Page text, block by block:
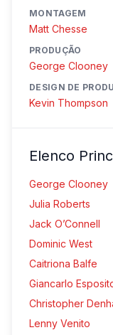
MONTAGEM
Matt Chesse
PRODUÇÃO
George Clooney
DESIGN DE
Kevin Thompson
Elenco
George Clooney
Julia Roberts
Jack O’Connell
Dominic West
Caitriona Balfe
Giancarlo
Christopher
Lenny Venito